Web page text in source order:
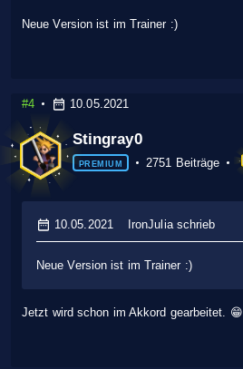
Neue Version ist im Trainer :)
#4 10.05.2021
Stingray0
PREMIUM 2751 Beiträge
10.05.2021 IronJulia schrieb
Neue Version ist im Trainer :)
Jetzt wird schon im Akkord gearbeitet. 😁